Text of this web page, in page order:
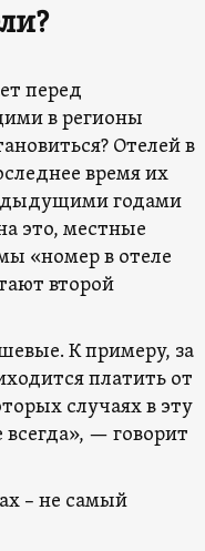
перед
в регионы
Отелей в
время их
годами
это, местные
«номер в отеле
второй
К примеру, за
платить от
случаях в эту
— говорит
– не самый